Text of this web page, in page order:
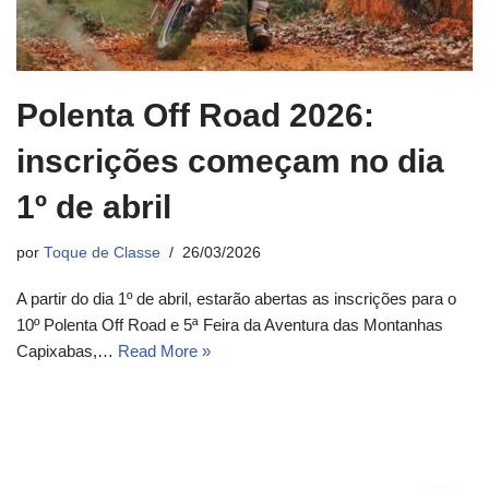
Polenta Off Road 2026:
inscrições começam no dia
1º de abril
por Toque de Classe 26/03/2026
A partir do dia 1º de abril, estarão abertas as inscrições para o
10º Polenta Off Road e 5ª Feira da Aventura das Montanhas
Capixabas,… Read More »